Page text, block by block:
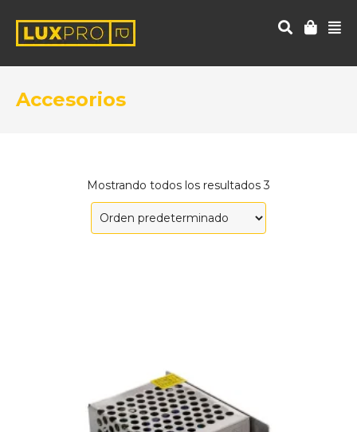
Accesorios
Mostrando todos los resultados 3